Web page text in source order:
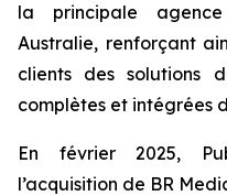
la principale
Australie, renforçant
clients des solutions
complètes et intégrées
En février 2025,
l’acquisition de BR